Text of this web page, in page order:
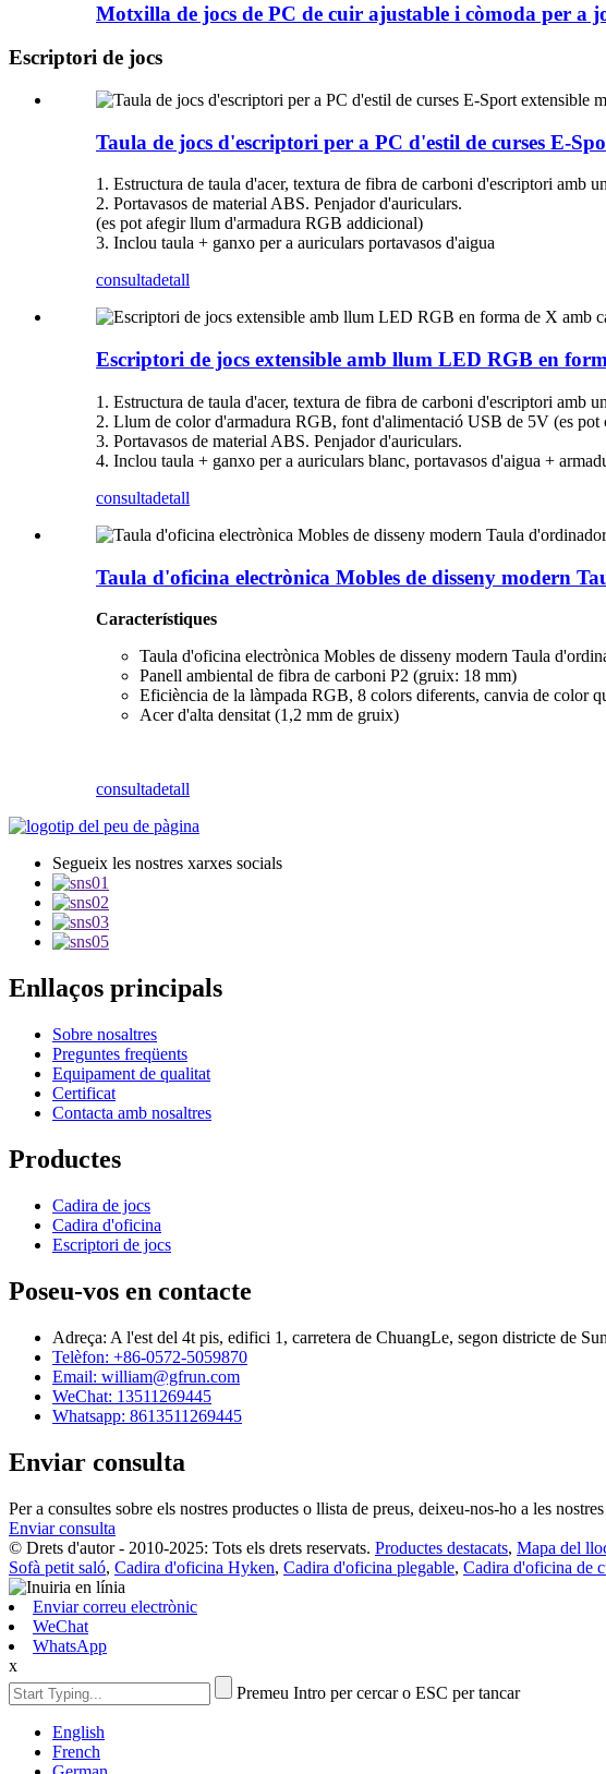
Motxilla de jocs de PC de cuir ajustable i còmoda per a
Escriptori de jocs
Taula de jocs d'escriptori per a PC d'estil de curses E-
1. Estructura de taula d'acer, textura de fibra de carboni d'escriptori amb
2. Portavasos de material ABS. Penjador d'auriculars.
(es pot afegir llum d'armadura RGB addicional)
3. Inclou taula + ganxo per a auriculars portavasos d'aigua
consultadetall
Escriptori de jocs extensible amb llum LED RGB en
1. Estructura de taula d'acer, textura de fibra de carboni d'escriptori amb
2. Llum de color d'armadura RGB, font d'alimentació USB de 5V (es
3. Portavasos de material ABS. Penjador d'auriculars.
4. Inclou taula + ganxo per a auriculars blanc, portavasos d'aigua +
consultadetall
Taula d'oficina electrònica Mobles de disseny modern
Característiques
Taula d'oficina electrònica Mobles de disseny modern Taula
Panell ambiental de fibra de carboni P2 (gruix: 18 mm)
Eficiència de la làmpada RGB, 8 colors diferents, canvia de color
Acer d'alta densitat (1,2 mm de gruix)
consultadetall
Segueix les nostres xarxes socials
Enllaços principals
Sobre nosaltres
Preguntes freqüents
Equipament de qualitat
Certificat
Contacta amb nosaltres
Productes
Cadira de jocs
Cadira d'oficina
Escriptori de jocs
Poseu-vos en contacte
Adreça: A l'est del 4t pis, edifici 1, carretera de ChuangLe, segon districte de
Telèfon: +86-0572-5059870
Email: william@gfrun.com
WeChat: 13511269445
Whatsapp: 8613511269445
Enviar consulta
Per a consultes sobre els nostres productes o llista de preus, deixeu-nos-ho a les
Enviar consulta
© Drets d'autor - 2010-2025: Tots els drets reservats. Productes destacats, Mapa del
Sofà petit saló, Cadira d'oficina Hyken, Cadira d'oficina plegable, Cadira d'oficina de
Enviar correu electrònic
WeChat
WhatsApp
x
Premeu Intro per cercar o ESC per tancar
English
French